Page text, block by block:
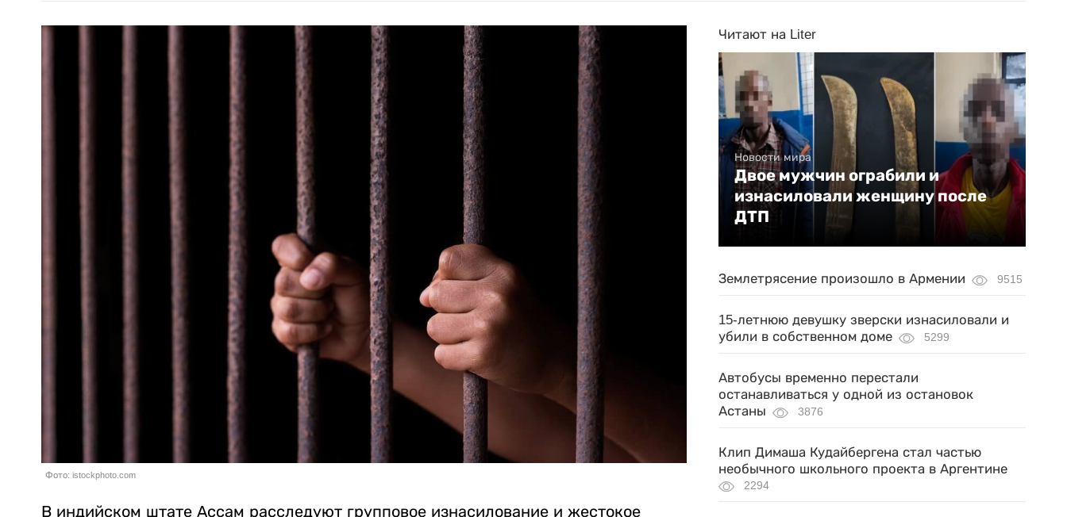
Фото: istockphoto.com
В индийском штате Ассам расследуют групповое изнасилование и жестокое
Читают на Liter
Новости мира
Двое мужчин ограбили и
изнасиловали женщину после
ДТП
Землетрясение произошло в Армении 9515
15-летнюю девушку зверски изнасиловали и
убили в собственном доме
5299
Автобусы временно перестали
останавливаться у одной из остановок
Астаны
3876
Клип Димаша Кудайбергена стал частью
необычного школьного проекта в Аргентине
2294